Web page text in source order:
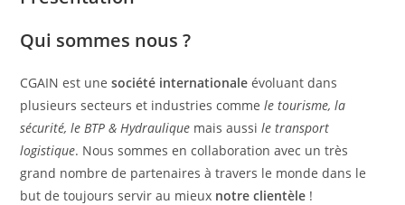
Qui sommes nous ?
CGAIN est unesociété internationale évoluant dans
plusieurs secteurs et industries commele tourisme, la
sécurité, le BTP & Hydraulique mais aussile transport
logistique. Nous sommes en collaboration avec un très
grand nombre de partenaires à travers le monde dans le
but de toujours servir au mieux notre clientèle !